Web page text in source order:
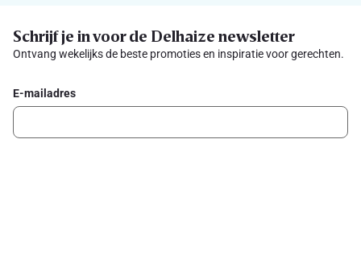
Schrijf je in voor de Delhaize newsletter
Ontvang wekelijks de beste promoties en inspiratie voor gerechten.
E-mailadres